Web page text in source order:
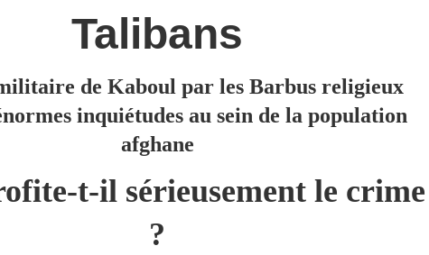
Talibans
de Kaboul par les Barbus religieux
inquiétudes au sein de la population
afghane
t-il sérieusement le crime
?